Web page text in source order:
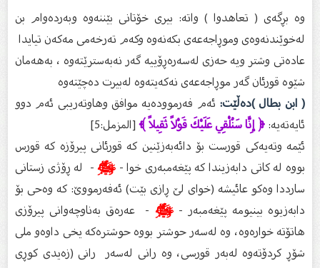
وە بڕگەی ( تعاهدوا ) واتە: بیری خۆتانی بێننەوە وبەردەوام بن
لەخوێندنەوەی وموڕاجەعەی بکەنەوە وکەم تەرخەمی مەکەن تیایدا
عادەتی وشتر ویە حەزی لەسەرەڕۆییە گەر نەبەسترێتەوە ، بەهەمان
شێوە قورئان گەر موڕاجەعەی نەکەیتەوە لەبیرت دەچێتەوە
( ابن بطال )دەڵێت:ئەم فەرموودەیە موافق وهاوتەریبی ئەم دوو
ئایەتەیە:﴿ إِنَّا سَنُلْقِي عَلَيْكَ قَوْلاً ثَقِيلاً ﴾[المزمل:5]
ئێمه‌ وته‌یه‌كی قورست بۆ دائه‌به‌زێنین كه‌ قورئانی پیرۆزه‌ كه‌ قورس
بووه‌ له‌ كاتی دابه‌زیندا كه‌ پێغه‌مبه‌ری خوا -ﷺ- له‌ ڕۆژی زستانی
سارددا وه‌كو عائیشه‌ (خوای لێ ڕازی بێت) ئه‌فه‌رمووێ: كه‌ وه‌حی بۆ
دابه‌زیوه‌ بینیومه‌ پێغه‌مبه‌ر - ﷺ- عه‌ره‌ق به‌ناوچه‌وانی پیرۆزی
هاتۆته‌ خواره‌وه‌، وه‌ له‌سه‌ر حوشتر بووه‌ حوشتره‌كه‌ یخی داوه‌و ملی
شۆڕ كردۆته‌وه‌ له‌به‌ر قورسی، وه‌ رانی له‌سه‌ر رانى (زه‌یدى كوڕى